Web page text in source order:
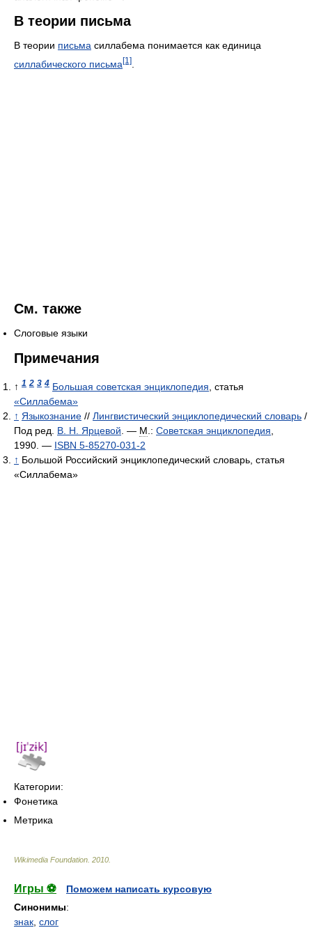
В теории письма
В теории письма силлабема понимается как единица
силлабического письма [1]
См. также
Слоговые языки
Примечания
↑ 1 2 3 4 Большая советская энциклопедия , статья
«Силлабема»
↑ Языкознание // Лингвистический энциклопедический словарь /
Под ред. В. Н. Ярцевой . — М .: Советская энциклопедия
1990. — ISBN 5-85270-031-2
↑ Большой Российский энциклопедический словарь, статья
«Силлабема»
Категории:
Фонетика
Метрика
Wikimedia Foundation 2010
Игры ⚽
Поможем написать курсовую
Синонимы:
знак слог